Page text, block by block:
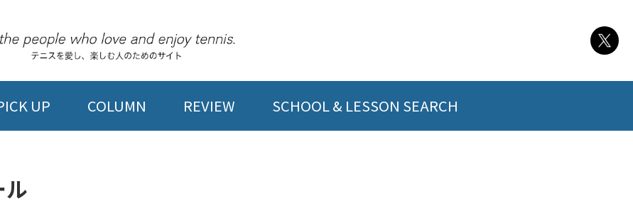
UP COLUMN REVIEW SCHOOL & LESSON SEARCH